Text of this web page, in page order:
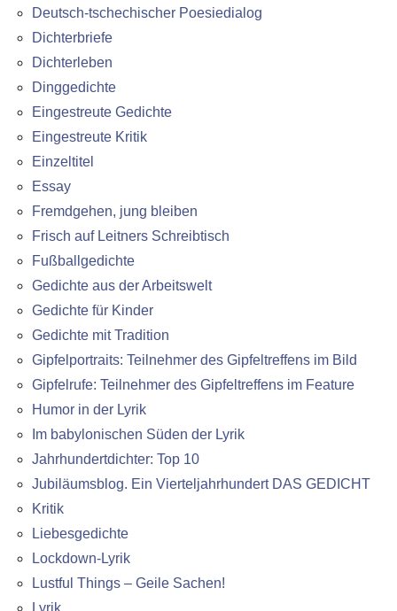
Deutsch-tschechischer Poesiedialog
Dichterbriefe
Dichterleben
Dinggedichte
Eingestreute Gedichte
Eingestreute Kritik
Einzeltitel
Essay
Fremdgehen, jung bleiben
Frisch auf Leitners Schreibtisch
Fußballgedichte
Gedichte aus der Arbeitswelt
Gedichte für Kinder
Gedichte mit Tradition
Gipfelportraits: Teilnehmer des Gipfeltreffens im Bild
Gipfelrufe: Teilnehmer des Gipfeltreffens im Feature
Humor in der Lyrik
Im babylonischen Süden der Lyrik
Jahrhundertdichter: Top 10
Jubiläumsblog. Ein Vierteljahrhundert DAS GEDICHT
Kritik
Liebesgedichte
Lockdown-Lyrik
Lustful Things – Geile Sachen!
Lyrik